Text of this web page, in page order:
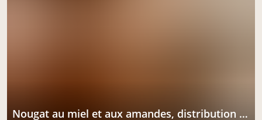
Nougat au miel et aux amandes, distribution à la ferme du grand bois